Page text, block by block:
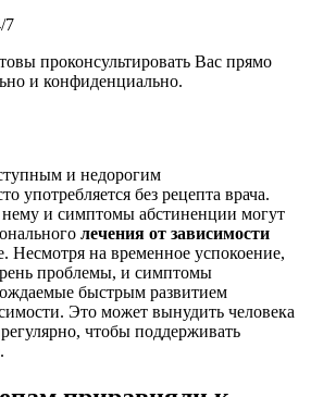
7
проконсультировать Вас прямо
и конфиденциально.
и недорогим
употребляется без рецепта врача.
и симптомы абстиненции могут
лечения от зависимости
Несмотря на временное успокоение,
проблемы, и симптомы
быстрым развитием
Это может вынудить человека
чтобы поддерживать